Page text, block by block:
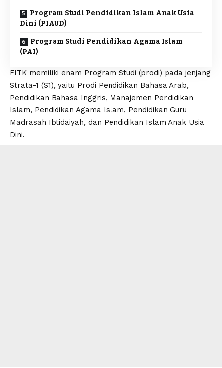
Program Studi Pendidikan Islam Anak Usia
Dini (PIAUD)
Program Studi Pendidikan Agama Islam
(PAI)
FITK memiliki enam Program Studi (prodi) pada jenjang
Strata-1 (S1), yaitu Prodi Pendidikan Bahasa Arab,
Pendidikan Bahasa Inggris, Manajemen Pendidikan
Islam, Pendidikan Agama Islam, Pendidikan Guru
Madrasah Ibtidaiyah, dan Pendidikan Islam Anak Usia
Dini.